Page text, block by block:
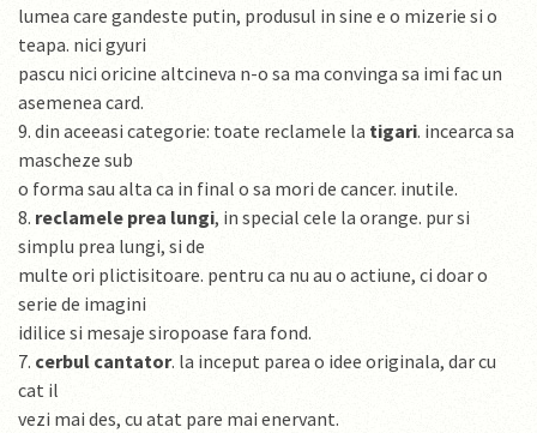
lumea care gandeste putin, produsul in sine e o mizerie si o
teapa. nici gyuri
pascu nici oricine altcineva n-o sa ma convinga sa imi fac un
asemenea card.
9. din aceeasi categorie: toate reclamele la tigari. incearca sa
mascheze sub
o forma sau alta ca in final o sa mori de cancer. inutile.
8. reclamele prea lungi, in special cele la orange. pur si
simplu prea lungi, si de
multe ori plictisitoare. pentru ca nu au o actiune, ci doar o
serie de imagini
idilice si mesaje siropoase fara fond.
7. cerbul cantator. la inceput parea o idee originala, dar cu
cat il
vezi mai des, cu atat pare mai enervant.